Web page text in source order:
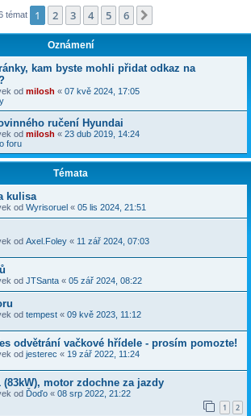
témat 1 2 3 4 5 6
Oznámení
kam byste mohli přidat odkaz na
od milosh « 07 kvě 2024, 17:05
ručení Hyundai
od milosh « 23 dub 2019, 14:24
foru
Témata
kulisa
od Wyrisoruel « 05 lis 2024, 21:51
od Axel.Foley « 11 zář 2024, 07:03
od JTSanta « 05 zář 2024, 08:22
od tempest « 09 kvě 2023, 11:12
odvětrání vačkové hřídele - prosím pomozte!
od jesterec « 19 zář 2022, 11:24
(83kW), motor zdochne za jazdy
od Ďoďo « 08 srp 2022, 21:22
1 2